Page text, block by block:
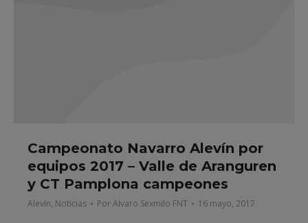
Campeonato Navarro Alevín por
equipos 2017 – Valle de Aranguren
y CT Pamplona campeones
Alevín, Noticias PorAlvaro Sexmilo FNT 16 mayo, 2017